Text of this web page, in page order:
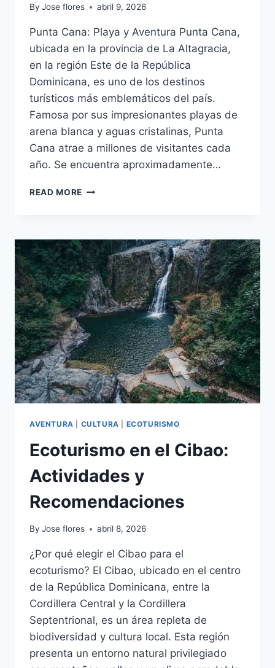
By Jose flores abril 9, 2026
Punta Cana: Playa y Aventura Punta Cana,
ubicada en la provincia de La Altagracia,
en la región Este de la República
Dominicana, es uno de los destinos
turísticos más emblemáticos del país.
Famosa por sus impresionantes playas de
arena blanca y aguas cristalinas, Punta
Cana atrae a millones de visitantes cada
año. Se encuentra aproximadamente…
READ MORE GUÍA
CANA,
SAMANÁ
Y
BANÍ
AVENTURA CULTURA ECOTURISMO
Ecoturismo en el Cibao:
Actividades y
Recomendaciones
By Jose flores abril 8, 2026
¿Por qué elegir el Cibao para el
ecoturismo? El Cibao, ubicado en el centro
de la República Dominicana, entre la
Cordillera Central y la Cordillera
Septentrional, es un área repleta de
biodiversidad y cultura local. Esta región
presenta un entorno natural privilegiado